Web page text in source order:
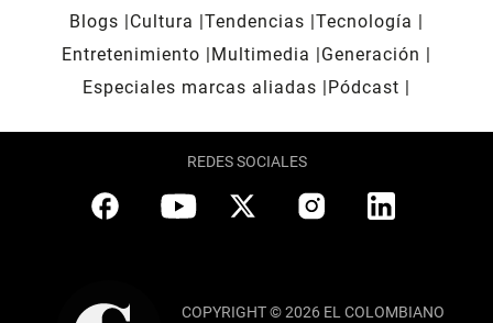
Blogs
Cultura Tendencias Tecnología
Entretenimiento
Multimedia
Generación
Especiales marcas aliadas
Pódcast
REDES SOCIALES
COPYRIGHT © 2026 EL COLOMBIANO